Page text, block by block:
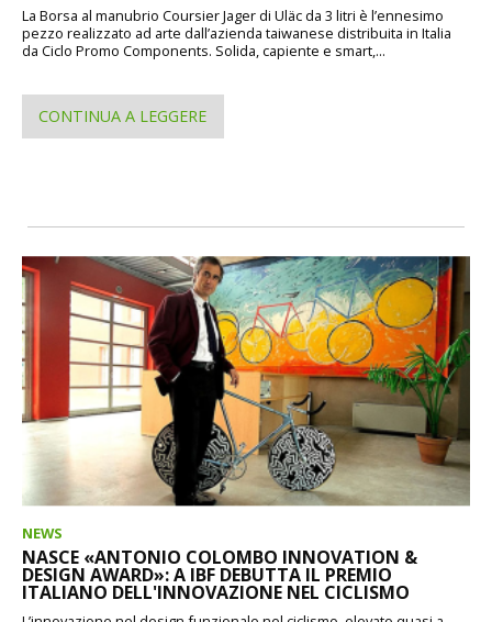
La Borsa al manubrio Coursier Jager di Uläc da 3 litri è l’ennesimo
pezzo realizzato ad arte dall’azienda taiwanese distribuita in Italia
da Ciclo Promo Components. Solida, capiente e smart,...
CONTINUA A LEGGERE
NEWS
NASCE «ANTONIO COLOMBO INNOVATION &
DESIGN AWARD»: A IBF DEBUTTA IL PREMIO
ITALIANO DELL'INNOVAZIONE NEL CICLISMO